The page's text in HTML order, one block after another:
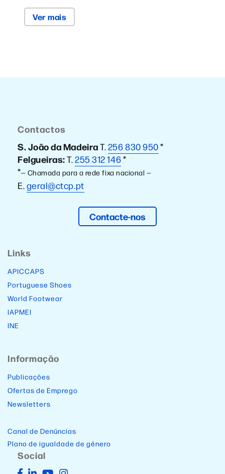
Ver mais
Contactos
S. João da MadeiraT.256 830 950*
Felgueiras:T.255 312 146*
*— Chamada para a rede fixa nacional —
E.geral@ctcp.pt
Contacte-nos
Links
APICCAPS
Portuguese Shoes
World Footwear
IAPMEI
INE
Informação
Publicações
Ofertas de Emprego
Newsletters
Canal de Denúncias
Plano de igualdade de género
Social